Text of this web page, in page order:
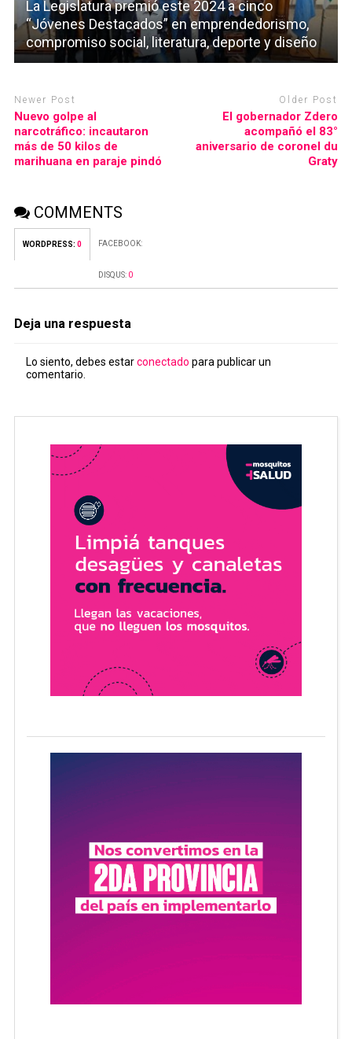
La Legislatura premió este 2024 a cinco
“Jóvenes Destacados” en emprendedorismo,
compromiso social, literatura, deporte y diseño
Newer Post
Nuevo golpe al
narcotráfico: incautaron
más de 50 kilos de
marihuana en paraje pindó
Older Post
El gobernador Zdero
acompañó el 83°
aniversario de coronel du
Graty
COMMENTS
WORDPRESS: 0 FACEBOOK:
DISQUS: 0
Deja una respuesta
Lo siento, debes estarconectado para publicar un
comentario.